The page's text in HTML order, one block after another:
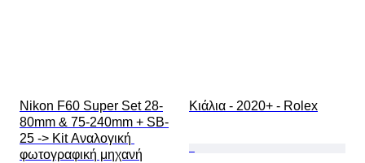
Nikon F60 Super Set 28-
80mm & 75-240mm + SB-
25 -> Kit Αναλογική
φωτογραφική μηχανή
Κιάλια - 2020+ - Rolex